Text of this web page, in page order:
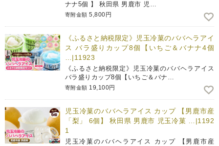
ナナ5個 】 秋田県 男鹿市 児…
寄附金額 5,800円
《ふるさと納税限定》児玉冷菓のババヘラアイ
ス バラ盛りカップ8個【いちご＆バナナ4個
…|11923
《ふるさと納税限定》児玉冷菓のババヘラアイス
バラ盛りカップ8個【いちご＆バナ…
寄附金額 19,100円
児玉冷菓のババヘラアイス カップ 【男鹿市産
「梨」 6個】 秋田県 男鹿市 児玉冷菓 …|1192
1
児玉冷菓のババヘラアイス カップ 【男鹿市産